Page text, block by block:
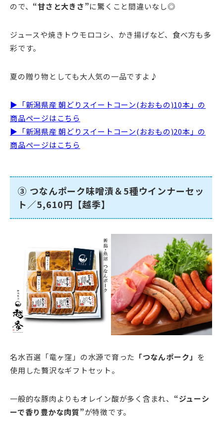
ので、 “甘さと大きさ”に驚くこと間違いなし◎
ジュースや焼きトウモロコシ、かき揚げなど、食べ方も多
彩です。
夏の贈り物としても大人気の一品ですよ♪
▶「新潟県産 朝どりスイートコーン(おおもの)10本」の
商品ページはこちら
▶「新潟県産 朝どりスイートコーン(おおもの)20本」の
商品ページはこちら
③ つなんポーク味噌漬＆5種ウインナーセッ
ト／5,610円【越季】
名水百選「竜ヶ窪」の水源で育った 「つなんポーク」 を
使用した贅沢なギフトセット。
一般的な豚肉よりもオレイン酸が多く含まれ、 “ジューシ
ーで香り豊かな肉質”が特徴です。